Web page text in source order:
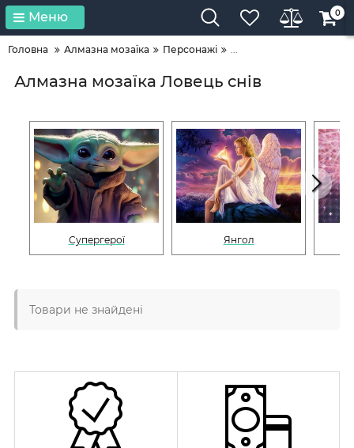
Меню 0
Головна Алмазна мозаїка Персонажі ...
Алмазна мозаїка Ловець снів
Супергерої Янгол
Товари не знайдені